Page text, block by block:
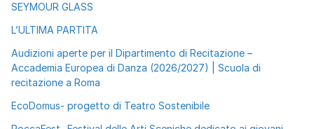
SEYMOUR GLASS
L’ULTIMA PARTITA
Audizioni aperte per il Dipartimento di Recitazione –
Accademia Europea di Danza (2026/2027) | Scuola di
recitazione a Roma
EcoDomus- progetto di Teatro Sostenibile